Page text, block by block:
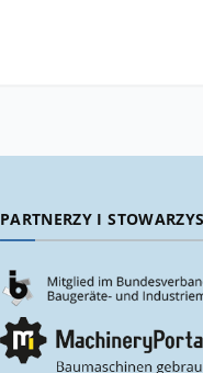
PARTNERZY I